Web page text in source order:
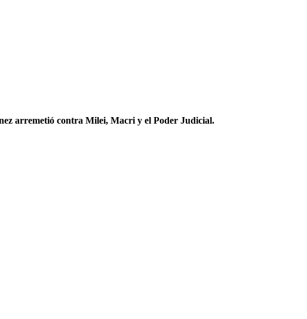
arremetió contra Milei, Macri y el Poder Judicial.